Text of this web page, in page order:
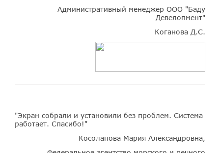
Административный менеджер ООО "Баду
Девелопмент"
Коганова Д.С.
"Экран собрали и установили без проблем. Система
работает. Спасибо!"
Косолапова Мария Александровна,